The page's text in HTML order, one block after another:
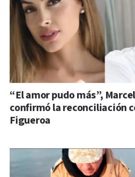
“El amor pudo más”,
confirmó la reconciliación
Figueroa